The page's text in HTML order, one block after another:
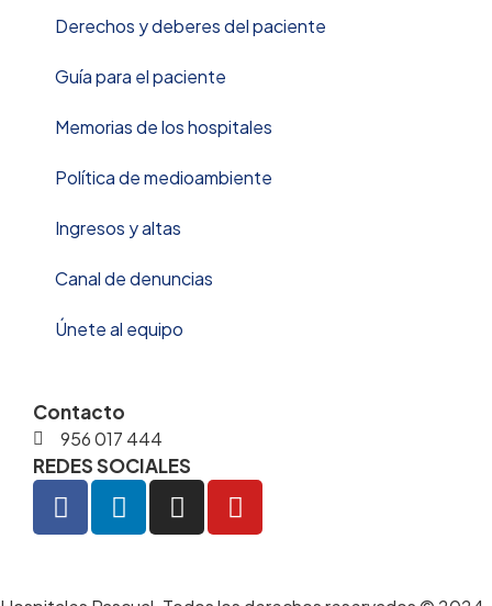
Derechos y deberes del paciente
Guía para el paciente
Memorias de los hospitales
Política de medioambiente
Ingresos y altas
Canal de denuncias
Únete al equipo
Contacto
956 017 444
REDES SOCIALES